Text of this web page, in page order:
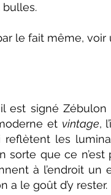
le fait même,
est signé
et vintage,
les
sorte que ce
à l’endroit un
a le goût d’y rester.